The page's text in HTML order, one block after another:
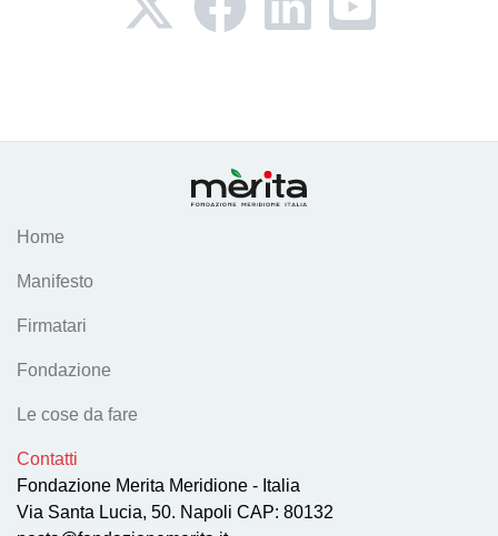
Home
Manifesto
Firmatari
Fondazione
Le cose da fare
Contatti
Fondazione Merita Meridione - Italia
Via Santa Lucia, 50. Napoli CAP: 80132